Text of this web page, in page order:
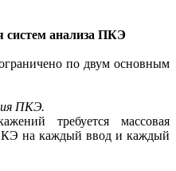
систем анализа ПКЭ
по двум основным
ПКЭ.
требуется массовая
на каждый ввод и каждый